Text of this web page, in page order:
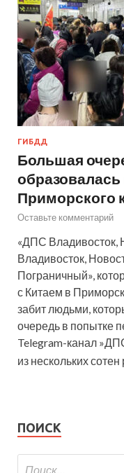
ГИБДД
Большая
образовалась
Приморского
Оставьте комментарий
«ДПС Владивосток,
Владивосток,
Пограничный»,
с Китаем в
забит людьми,
очередь в попытке
Telegram-канал
из нескольких
ПОИСК